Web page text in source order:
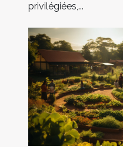
privilégiées,...